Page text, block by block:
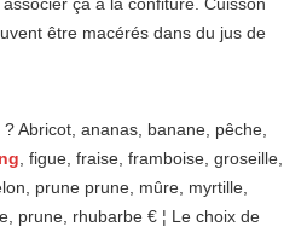
être macérés dans du jus de
Abricot, ananas, banane, pêche,
, figue, fraise, framboise, groseille,
prune prune, mûre, myrtille,
prune, rhubarbe € ¦ Le choix de